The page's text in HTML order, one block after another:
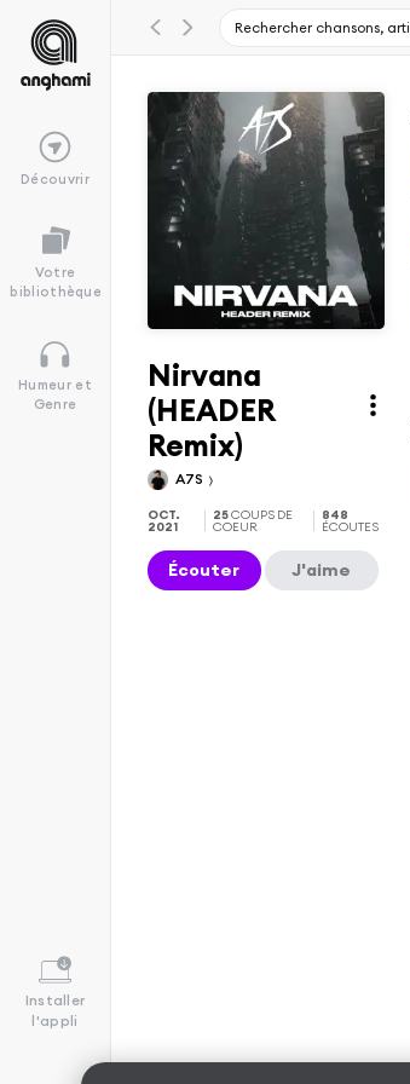
Découvrir
Votre
bibliothèque
Humeur et
Genre
Installer
l'appli
Nirvana
(HEADER
Remix)
A7S
OCT.
2021
25COUPS DE
COEUR
848
ÉCOUTES
Écouter J'aime